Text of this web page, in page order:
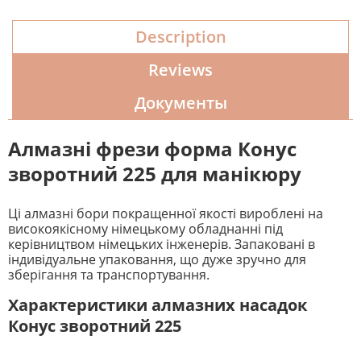
Description
Reviews
Документы
Алмазні фрези форма Конус
зворотний 225 для манікюру
Ці алмазні бори покращенної якості вироблені на
високоякісному німецькому обладнанні під
керівництвом німецьких інженерів. Запаковані в
індивідуальне упаковання, що дуже зручно для
зберігання та транспортування.
Характеристики алмазних насадок
Конус зворотний 225